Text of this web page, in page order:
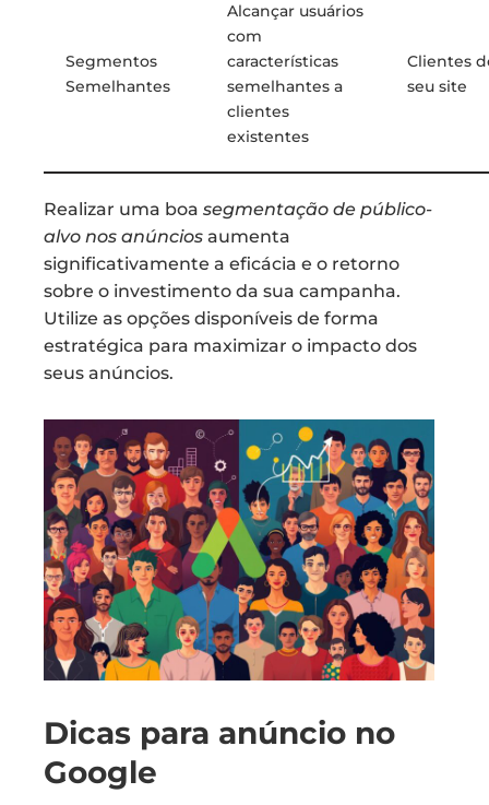
Segmentos
Semelhantes
Alcançar usuários
com
características
semelhantes a
clientes
existentes
Clientes
seu site
Realizar uma boa segmentação de público-
alvo nos anúncios aumenta
significativamente a eficácia e o retorno
sobre o investimento da sua campanha.
Utilize as opções disponíveis de forma
estratégica para maximizar o impacto dos
seus anúncios.
Dicas para anúncio no
Google